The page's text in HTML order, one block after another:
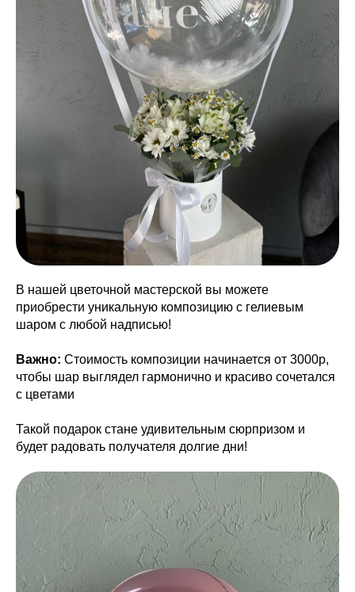
В нашей цветочной мастерской вы можете
приобрести уникальную композицию с гелиевым
шаром с любой надписью!
Важно: Стоимость композиции начинается от 3000р,
чтобы шар выглядел гармонично и красиво сочетался
с цветами
Такой подарок стане удивительным сюрпризом и
будет радовать получателя долгие дни!